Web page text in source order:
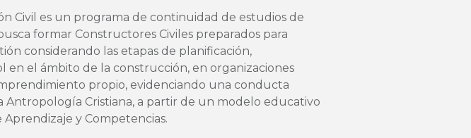
Civil es un programa de continuidad de estudios de
formar Constructores Civiles preparados para
considerando las etapas de planificación,
en el ámbito de la construcción, en organizaciones
propio, evidenciando una conducta
Antropología Cristiana, a partir de un modelo educativo
Aprendizaje y Competencias.